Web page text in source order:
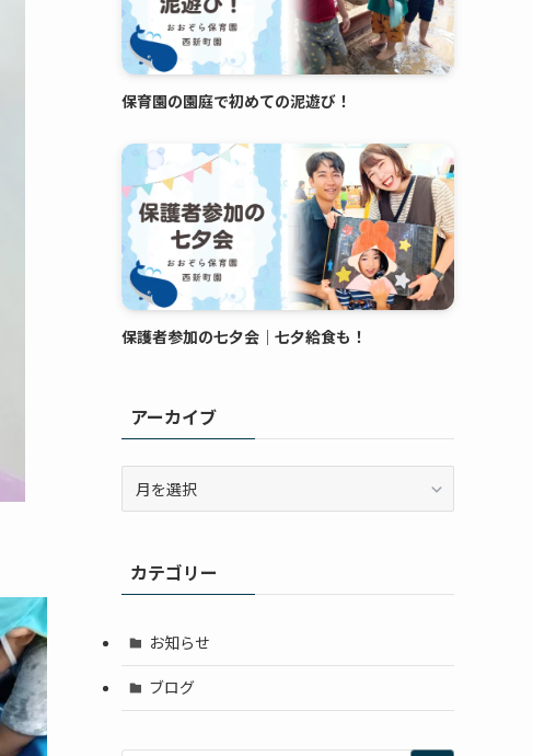
保育園の園庭で初めての泥遊び！
保護者参加の七夕会｜七夕給食も！
アーカイブ
ブカテゴリー
お知らせ
ブログ